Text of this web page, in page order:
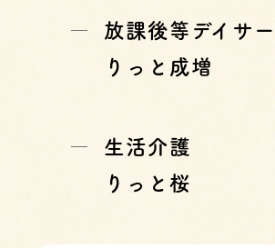
放課後等デイサ
りっと成増
生活介護
りっと桜